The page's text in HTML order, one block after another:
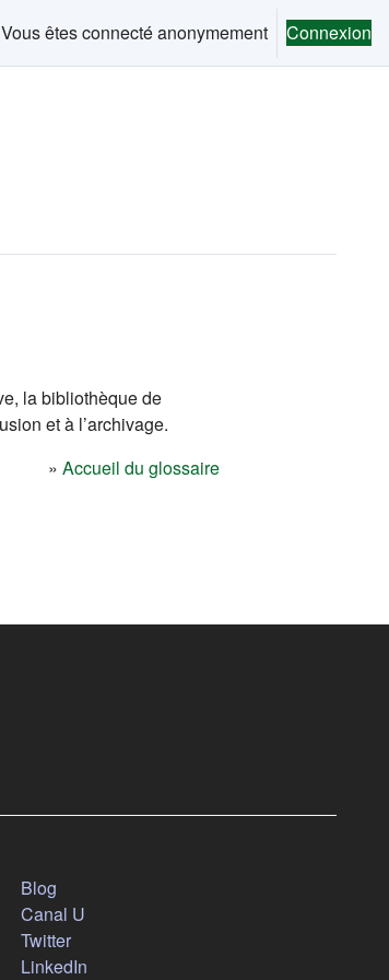
la saisie de recherche
Vous êtes connecté anonymement Connexion
la bibliothèque de
et à l’archivage.
» Accueil du glossaire
Blog(s'ouvre dans un nouvel onglet)
Canal U(s'ouvre dans un nouvel onglet)
Twitter(s'ouvre dans un nouvel onglet)
LinkedIn(s'ouvre dans un nouvel onglet)